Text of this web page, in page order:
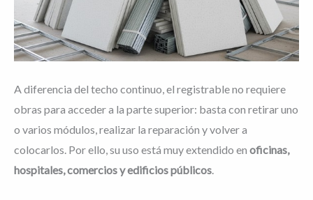
A diferencia del techo continuo, el registrable no requiere
obras para acceder a la parte superior: basta con retirar uno
o varios módulos, realizar la reparación y volver a
colocarlos. Por ello, su uso está muy extendido en oficinas,
hospitales, comercios y edificios públicos.